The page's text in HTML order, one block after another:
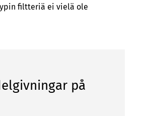
filtteriä ei vielä ole
på